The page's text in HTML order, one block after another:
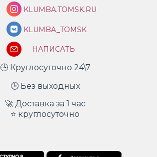
KLUMBA.TOMSK.RU
KLUMBA_TOMSK
НАПИСАТЬ
🕒 Круглосуточно 24\7
🕒 Без выходных
🚀 Доставка за 1 час
⭐ круглосуточно